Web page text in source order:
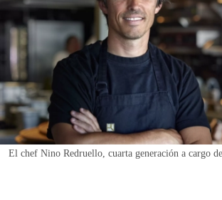
REGISTRO
INICIAR SESIÓN
El chef Nino Redruello, cuarta generación a cargo